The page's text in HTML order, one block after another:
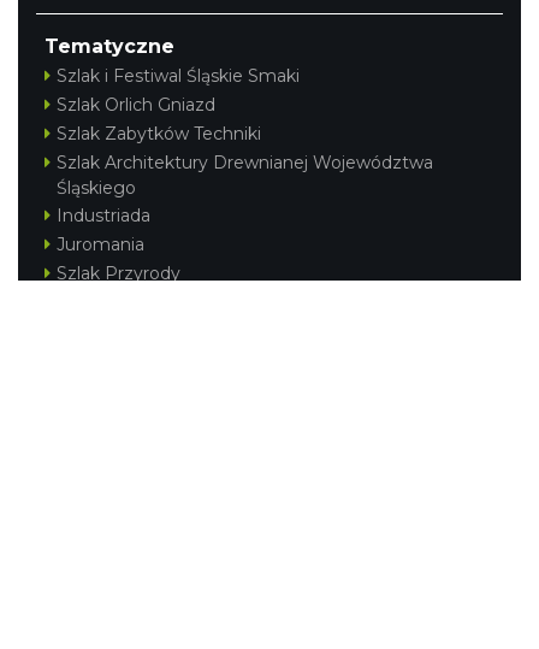
Tematyczne
Szlak i Festiwal Śląskie Smaki
Szlak Orlich Gniazd
Szlak Zabytków Techniki
Szlak Architektury Drewnianej Województwa
Śląskiego
Industriada
Juromania
Szlak Przyrody